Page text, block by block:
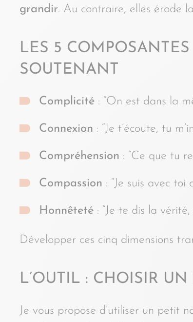
grandir. Au contraire, elles érode
LES 5
SOUTENANT
Complicité : “On est dans la
Connexion : “Je t’écoute, tu
Compréhension : “Ce que tu
Compassion : “Je suis avec toi
Honnêteté : “Je te dis la
Développer ces cinq dimensions
L’OUTIL : CHOISIR
Je vous propose d’utiliser un petit